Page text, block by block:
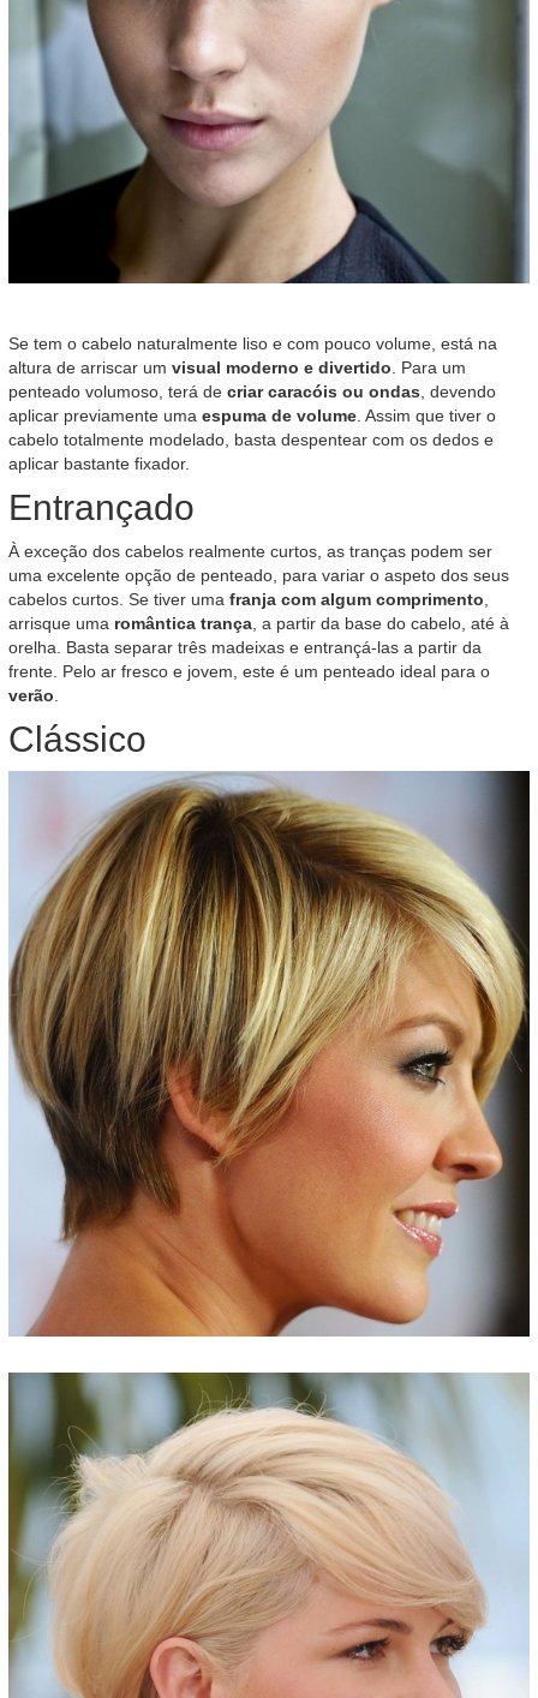
Se tem o cabelo naturalmente liso e com pouco volume, está na
altura de arriscar um visual moderno e divertido . Para um
penteado volumoso, terá de criar caracóis ou ondas , devendo
aplicar previamente uma espuma de volume . Assim que tiver o
cabelo totalmente modelado, basta despentear com os dedos e
aplicar bastante fixador.
Entrançado
À exceção dos cabelos realmente curtos, as tranças podem ser
uma excelente opção de penteado, para variar o aspeto dos seus
cabelos curtos. Se tiver uma franja com algum comprimento
arrisque uma romântica trança , a partir da base do cabelo, até à
orelha. Basta separar três madeixas e entrançá-las a partir da
frente. Pelo ar fresco e jovem, este é um penteado ideal para o
verão
Clássico